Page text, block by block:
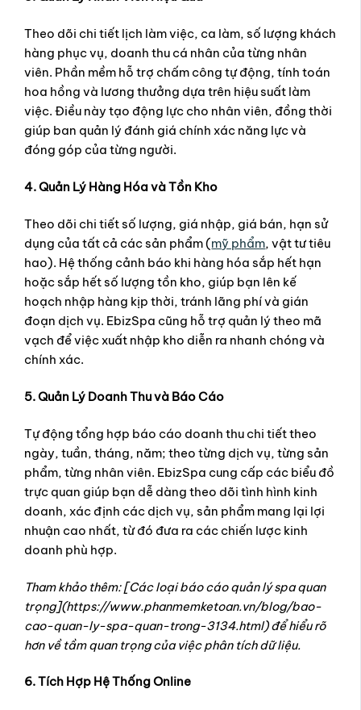
Theo dõi chi tiết lịch làm việc, ca làm, số lượng khách
hàng phục vụ, doanh thu cá nhân của từng nhân
viên. Phần mềm hỗ trợ chấm công tự động, tính toán
hoa hồng và lương thưởng dựa trên hiệu suất làm
việc. Điều này tạo động lực cho nhân viên, đồng thời
giúp ban quản lý đánh giá chính xác năng lực và
đóng góp của từng người.
4. Quản Lý Hàng Hóa và Tồn Kho
Theo dõi chi tiết số lượng, giá nhập, giá bán, hạn sử
dụng của tất cả các sản phẩm (mỹ phẩm, vật tư tiêu
hao). Hệ thống cảnh báo khi hàng hóa sắp hết hạn
hoặc sắp hết số lượng tồn kho, giúp bạn lên kế
hoạch nhập hàng kịp thời, tránh lãng phí và gián
đoạn dịch vụ. EbizSpa cũng hỗ trợ quản lý theo mã
vạch để việc xuất nhập kho diễn ra nhanh chóng và
chính xác.
5. Quản Lý Doanh Thu và Báo Cáo
Tự động tổng hợp báo cáo doanh thu chi tiết theo
ngày, tuần, tháng, năm; theo từng dịch vụ, từng sản
phẩm, từng nhân viên. EbizSpa cung cấp các biểu đồ
trực quan giúp bạn dễ dàng theo dõi tình hình kinh
doanh, xác định các dịch vụ, sản phẩm mang lại lợi
nhuận cao nhất, từ đó đưa ra các chiến lược kinh
doanh phù hợp.
Tham khảo thêm: [Các loại báo cáo quản lý spa quan
trọng](https://www.phanmemketoan.vn/blog/bao-
cao-quan-ly-spa-quan-trong-3134.html) để hiểu rõ
hơn về tầm quan trọng của việc phân tích dữ liệu.
6. Tích Hợp Hệ Thống Online